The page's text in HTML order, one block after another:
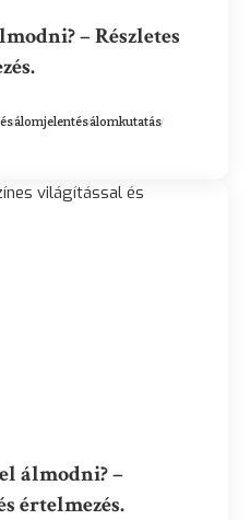
– Részletes
álomjelentésálomkutatás
álmodni? –
értelmezés.